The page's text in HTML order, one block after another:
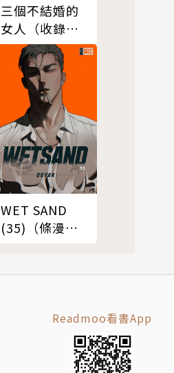
三個不結婚的
女人（收錄全
新彩頁X首次公
開番外篇）
WET SAND
(35)（條漫
Readmoo看書App